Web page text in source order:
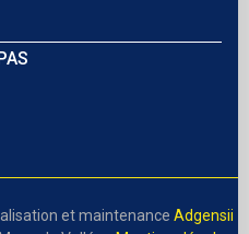
et maintenance Adgensii